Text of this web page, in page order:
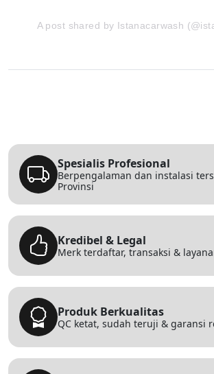
A post shared by Istanacarwash
Spesialis Profesional
Berpengalaman dan instalasi
Provinsi
Kredibel & Legal
Merk terdaftar, transaksi &
Produk Berkualitas
QC ketat, sudah teruji & garansi